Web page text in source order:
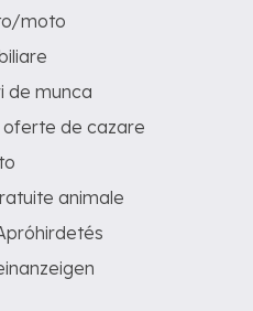
moto
de munca
oferte de cazare
animale